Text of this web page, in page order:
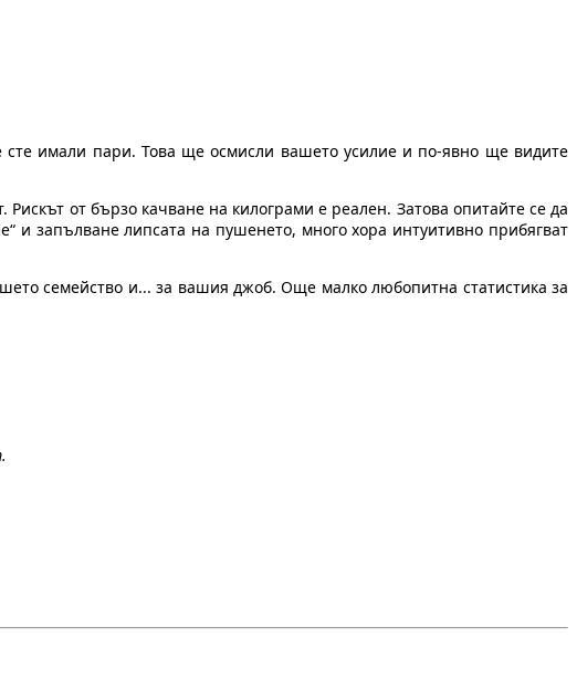
сте имали пари. Това ще осмисли вашето усилие и по-явно ще видите
от бързо качване на килограми е реален. Затова опитайте се да
и запълване липсата на пушенето, много хора интуитивно прибягват
семейство и... за вашия джоб. Още малко любопитна статистика за